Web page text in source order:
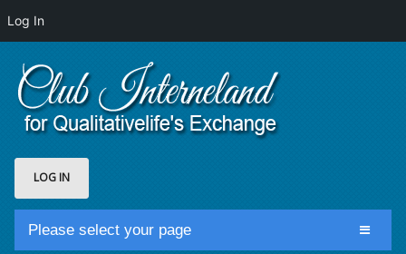
Log In
LOG IN
Please select your page